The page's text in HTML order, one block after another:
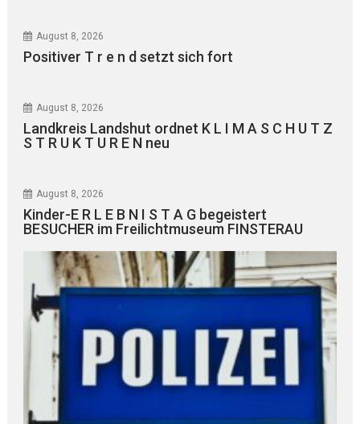
August 8, 2026
Positiver T r e n d setzt sich fort
August 8, 2026
Landkreis Landshut ordnet K L I M A S C H U T Z
S T R U K T U R E N neu
August 8, 2026
Kinder-E R L E B N I S T A G begeistert
BESUCHER im Freilichtmuseum FINSTERAU